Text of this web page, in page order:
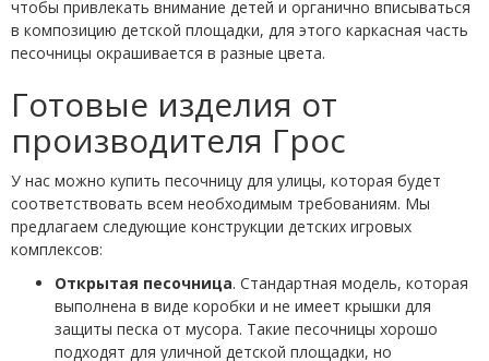
чтобы привлекать внимание детей и органично вписываться
в композицию детской площадки, для этого каркасная часть
песочницы окрашивается в разные цвета.
Готовые изделия от
производителя Грос
У нас можно купить песочницу для улицы, которая будет
соответствовать всем необходимым требованиям. Мы
предлагаем следующие конструкции детских игровых
комплексов:
Открытая песочница. Стандартная модель, которая
выполнена в виде коробки и не имеет крышки для
защиты песка от мусора. Такие песочницы хорошо
подходят для уличной детской площадки, но